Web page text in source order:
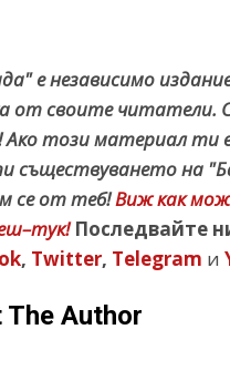
е независимо
от своите читатели.
този материал ти е
съществуването на
се от теб!Виж как
Последвайте
, Twitter, Telegram и
The Author